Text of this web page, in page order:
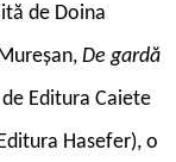
de Doina
De gardă
Editura Caiete
Hasefer), o